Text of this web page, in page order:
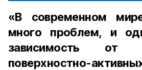
«В современном
много проблем, и
зависимость от
поверхностно-